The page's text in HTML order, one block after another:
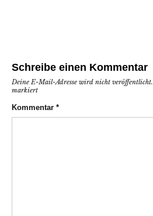
Schreibe einen Kommentar
Deine E-Mail-Adresse wird nicht veröffentlicht.
markiert
Kommentar *